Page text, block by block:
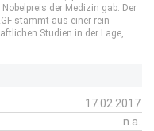
der Medizin gab. Der
stammt aus einer rein
Studien in der Lage,
17.02.2017
n.a.